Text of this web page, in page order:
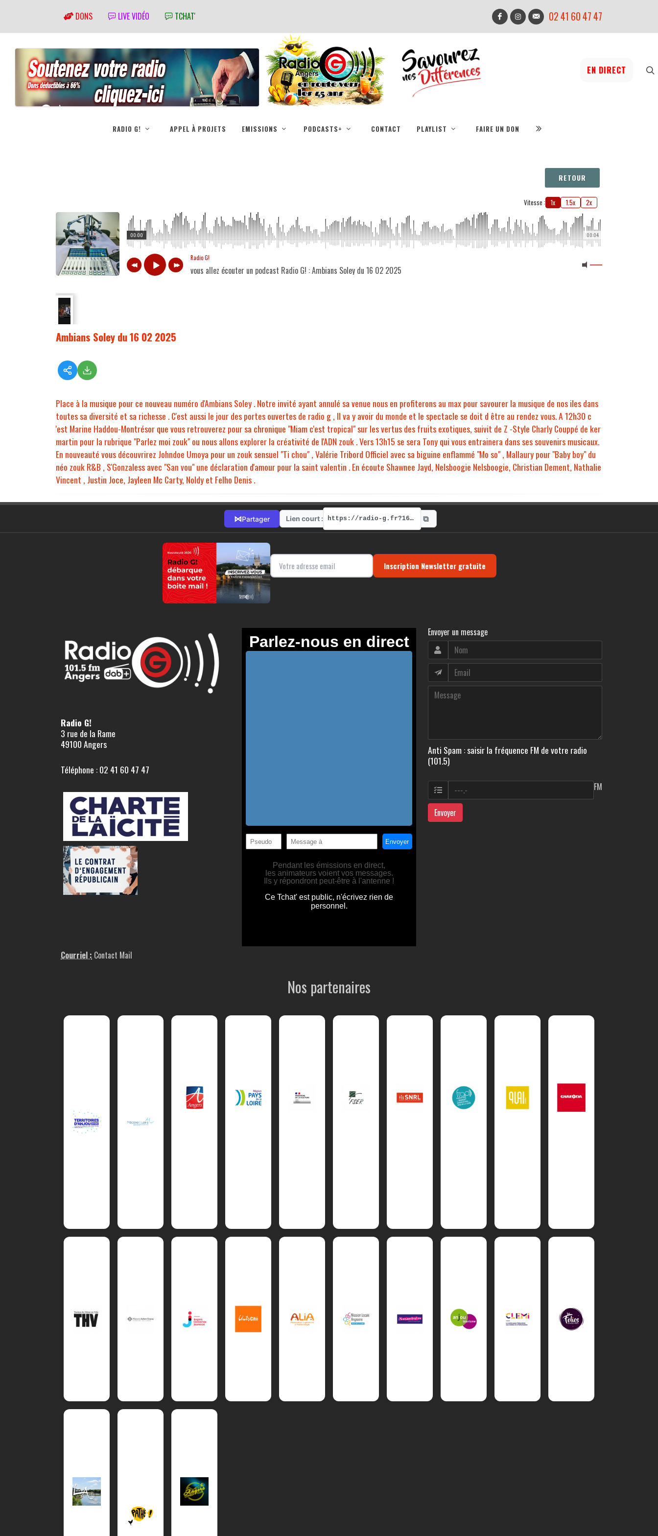
DONS LIVE VIDÉO TCHAT' 02 41 60 47 47
EN DIRECT
RADIO G! APPEL À PROJETS EMISSIONS PODCASTS+ CONTACT PLAYLIST FAIRE UN DON
RETOUR
Vitesse : 1x 1.5x 2x
00:04
00:00
Radio G!
vous allez écouter un podcast Radio G! : Ambians Soley du 16 02 2025
Ambians Soley du 16 02 2025
Place à la musique pour ce nouveau numéro d'Ambians Soley . Notre invité ayant annulé sa venue nous en profiterons au max pour savourer la musique de nos iles dans
toutes sa diversité et sa richesse . C'est aussi le jour des portes ouvertes de radio g , Il va y avoir du monde et le spectacle se doit d être au rendez vous. A 12h30 c
'est Marine Haddou-Montrésor que vous retrouverez pour sa chronique "Miam c'est tropical" sur les vertus des fruits exotiques, suivit de Z -Style Charly Couppé de ker
martin pour la rubrique "Parlez moi zouk" ou nous allons explorer la créativité de l'ADN zouk . Vers 13h15 se sera Tony qui vous entrainera dans ses souvenirs musicaux.
En nouveauté vous découvrirez Johndoe Umoya pour un zouk sensuel "Ti chou" , Valérie Tribord Officiel avec sa biguine enflammé "Mo so" , Mallaury pour "Baby boy" du
néo zouk R&B , S'Gonzaless avec "San vou" une déclaration d'amour pour la saint valentin . En écoute Shawnee Jayd, Nelsboogie Nelsboogie, Christian Dement, Nathalie
Vincent , Justin Joce, Jayleen Mc Carty, Noldy et Felho Denis .
⋈Partager Lien court : https://radio-g.fr?16899 ⧉
Inscription Newsletter gratuite
Radio G!
3 rue de la Rame
49100 Angers
Téléphone : 02 41 60 47 47
Courriel : Contact Mail
Envoyer un message
Anti Spam : saisir la fréquence FM de votre radio
(101.5)
FM
Envoyer
Nos partenaires